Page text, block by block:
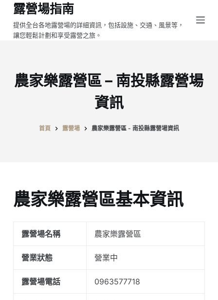
跳
至
主
容
露營場指南
提供全台各地露營場的詳細資訊，包括設施、交通、風景等，
讓您輕鬆計劃和享受露營之旅。
農家樂露營區 – 南投縣露營場
資訊
首頁 露營場 農家樂露營區 - 南投縣露營場資訊
農家樂露營區基本資訊
露營場名稱 農家樂露營區
營業狀態 營業中
露營場電話 0963577718